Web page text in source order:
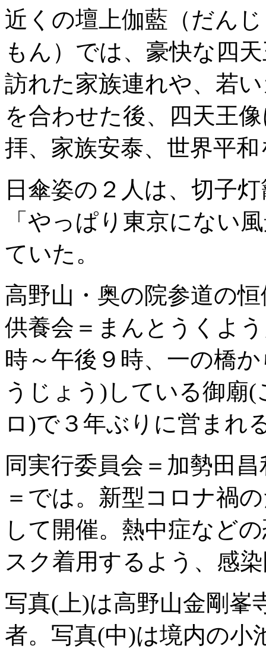
近くの壇上伽藍（だん
もん）では、豪快な四
訪れた家族連れや、若
を合わせた後、四天王
拝、家族安泰、世界平
日傘姿の２人は、切子
「やっぱり東京にない
ていた。
高野山・奥の院参道の
供養会＝まんとうくよ
時～午後９時、一の橋
うじょう)している御廟
ロ)で３年ぶりに営まれ
同実行委員会＝加勢田
＝では。新型コロナ禍
して開催。熱中症など
スク着用するよう、感
写真(上)は高野山金剛峯
者。写真(中)は境内の小